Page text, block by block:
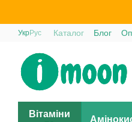
УкрРус Каталог Блог
Вітаміни